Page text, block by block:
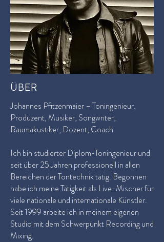
ÜBER
Johannes Pfitzenmaier – Toningenieur,
Produzent, Musiker, Songwriter,
Raumakustiker, Dozent, Coach
Ich bin studierter Diplom-Toningenieur und
seit über 25 Jahren professionell in allen
Bereichen der Tontechnik tätig. Begonnen
habe ich meine Tätigkeit als Live-Mischer für
viele nationale und internationale Künstler.
Seit 1999 arbeite ich in meinem eigenen
Studio mit dem Schwerpunkt Recording und
Mixing.